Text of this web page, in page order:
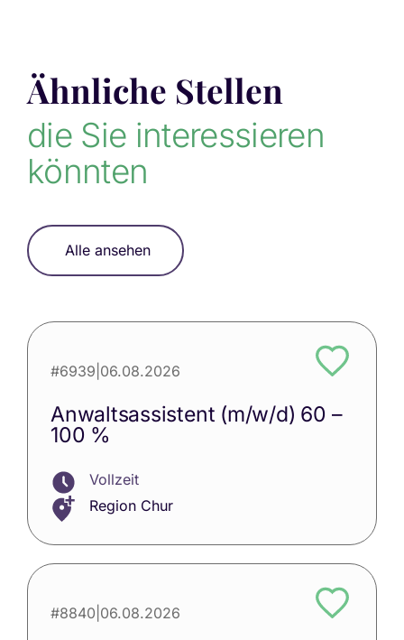
Ähnliche Stellen
die Sie interessieren
könnten
Alle ansehen
#6939 06.08.2026
Anwaltsassistent (m/w/d) 60 –
100 %
Vollzeit
Region Chur
#8840 06.08.2026